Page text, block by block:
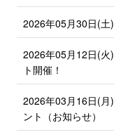
2026年05月30日(土)
2026年05月12日(火)
ト開催！
2026年03月16日(月)
ント（お知らせ）